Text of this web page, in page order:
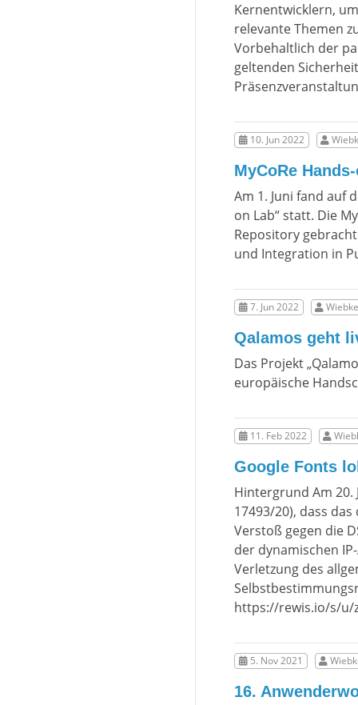
Kernentwicklern,
relevante Themen
Vorbehaltlich der
geltenden
10. Jun 2022
MyCoRe
Am 1. Juni fand auf
on Lab“ statt. Die
Repository
und Integration in
7. Jun 2022
Qalamos geht
Das Projekt
europäische
11. Feb 2022
Google Fonts
Hintergrund Am 20.
17493/20), dass
Verstoß gegen die
der dynamischen
Verletzung des
https://rewis.io/s/u/
5. Nov 2021
16.